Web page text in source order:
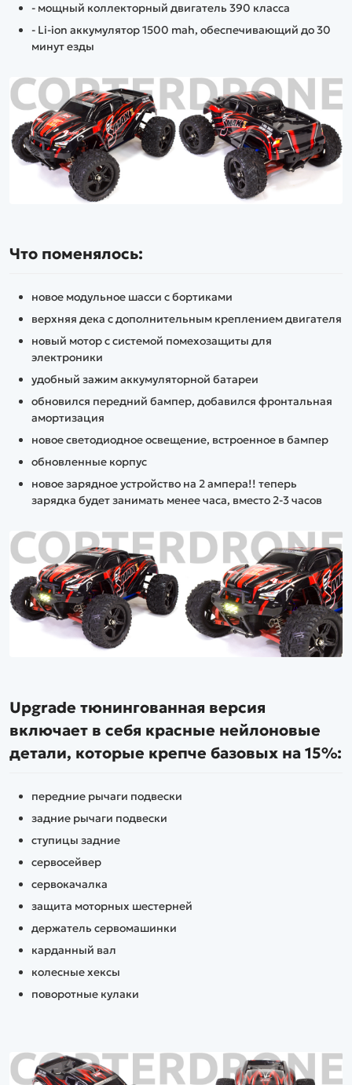
- мощный коллекторный двигатель 390 класса
- Li-ion аккумулятор 1500 mah, обеспечивающий до 30
минут езды
Что поменялось:
новое модульное шасси с бортиками
верхняя дека с дополнительным креплением двигателя
новый мотор с системой помехозащиты для
электроники
удобный зажим аккумуляторной батареи
обновился передний бампер, добавился фронтальная
амортизация
новое светодиодное освещение, встроенное в бампер
обновленные корпус
новое зарядное устройство на 2 ампера!! теперь
зарядка будет занимать менее часа, вместо 2-3 часов
Upgrade тюнингованная версия
включает в себя красные нейлоновые
детали, которые крепче базовых на 15%:
передние рычаги подвески
задние рычаги подвески
ступицы задние
сервосейвер
сервокачалка
защита моторных шестерней
держатель сервомашинки
карданный вал
колесные хексы
поворотные кулаки